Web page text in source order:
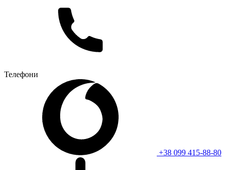
Телефони
+38 099 415-88-80